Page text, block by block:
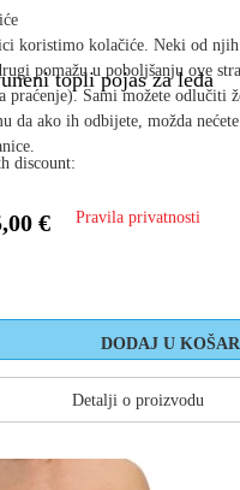
topli pojas za leđa
discount:
€
Detalji o proizvodu
koristimo kolačiće. Neki od njih
pomažu u poboljšanju ove
praćenje). Sami možete odlučiti
da ako ih odbijete, možda
Pravila privatnosti